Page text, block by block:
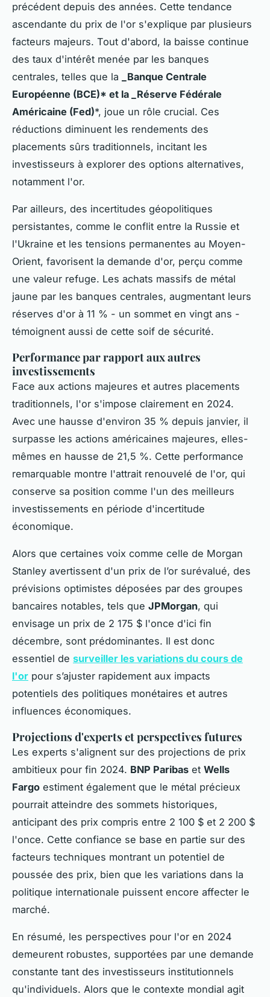
précédent depuis des années. Cette tendance
ascendante du prix de l'or s'explique par plusieurs
facteurs majeurs. Tout d'abord, la baisse continue
des taux d'intérêt menée par les banques
centrales, telles que la
_Banque Centrale
Européenne (BCE)* et la _Réserve Fédérale
Américaine (Fed)*, joue un rôle crucial. Ces
réductions diminuent les rendements des
placements sûrs traditionnels, incitant les
investisseurs à explorer des options alternatives,
notamment l'or.
Par ailleurs, des incertitudes géopolitiques
persistantes, comme le conflit entre la Russie et
l'Ukraine et les tensions permanentes au Moyen-
Orient, favorisent la demande d'or, perçu comme
une valeur refuge. Les achats massifs de métal
jaune par les banques centrales, augmentant leurs
réserves d'or à 11 % - un sommet en vingt ans -
témoignent aussi de cette soif de sécurité.
Performance par rapport aux autres
investissements
Face aux actions majeures et autres placements
traditionnels, l'or s'impose clairement en 2024.
Avec une hausse d'environ 35 % depuis janvier, il
surpasse les actions américaines majeures, elles-
mêmes en hausse de 21,5 %. Cette performance
remarquable montre l'attrait renouvelé de l'or, qui
conserve sa position comme l'un des meilleurs
investissements en période d'incertitude
économique.
Alors que certaines voix comme celle de Morgan
Stanley avertissent d'un prix de l’or surévalué, des
prévisions optimistes déposées par des groupes
bancaires notables, tels que JPMorgan, qui
envisage un prix de 2 175 $ l'once d'ici fin
décembre, sont prédominantes. Il est donc
essentiel de surveiller les variations du cours de
l'or pour s’ajuster rapidement aux impacts
potentiels des politiques monétaires et autres
influences économiques.
Projections d'experts et perspectives futures
Les experts s'alignent sur des projections de prix
ambitieux pour fin 2024. BNP Paribas et Wells
Fargo estiment également que le métal précieux
pourrait atteindre des sommets historiques,
anticipant des prix compris entre 2 100 $ et 2 200 $
l'once. Cette confiance se base en partie sur des
facteurs techniques montrant un potentiel de
poussée des prix, bien que les variations dans la
politique internationale puissent encore affecter le
marché.
En résumé, les perspectives pour l'or en 2024
demeurent robustes, supportées par une demande
constante tant des investisseurs institutionnels
qu'individuels. Alors que le contexte mondial agit